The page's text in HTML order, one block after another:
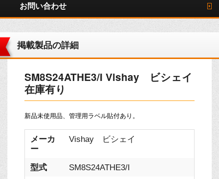
お問い合わせ
掲載製品の詳細
SM8S24ATHE3/I Vishay ビシェイ
在庫有り
新品未使用品、管理用ラベル貼付あり。
メーカ
ー
Vishay ビシェイ
型式
SM8S24ATHE3/I